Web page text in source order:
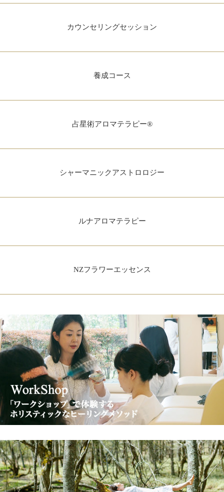
カウンセリングセッション
養成コース
占星術アロマテラピー®
シャーマニックアストロロジー
ルナアロマテラピー
NZフラワーエッセンス